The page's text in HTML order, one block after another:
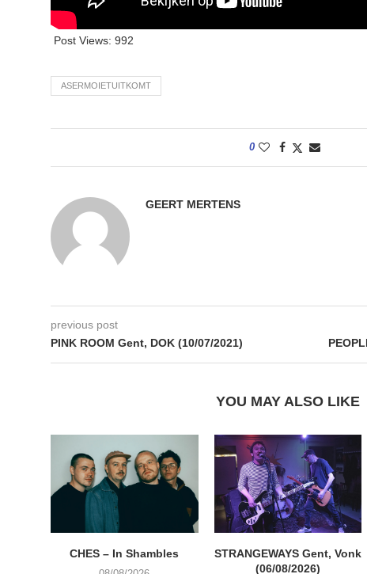
Post Views: 992
ASERMOIETUITKOMT
0
GEERT MERTENS
previous post
PINK ROOM Gent, DOK (10/07/2021)
YOU MAY ALSO LIKE
CHES – In Shambles
STRANGEWAYS Gent, Vonk
(06/08/2026)